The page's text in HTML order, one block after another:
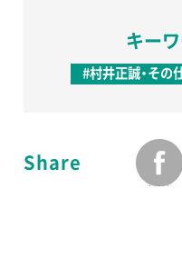
キーワ
#村井正誠・その
Share
facebook